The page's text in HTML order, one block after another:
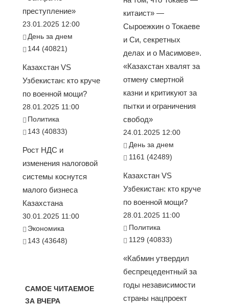
преступление»
23.01.2025 12:00
День за днем
144 (40821)
Казахстан VS
Узбекистан: кто круче
по военной мощи?
28.01.2025 11:00
Политика
143 (40833)
Рост НДС и
изменения налоговой
системы коснутся
малого бизнеса
Казахстана
30.01.2025 11:00
Экономика
143 (43648)
САМОЕ ЧИТАЕМОЕ
ЗА ВЧЕРА
китаист» —
Сыроежкин о Токаеве
и Си, секретных
делах и о Масимове».
«Казахстан хвалят за
отмену смертной
казни и критикуют за
пытки и ограничения
свобод»
24.01.2025 12:00
День за днем
1161 (42489)
Казахстан VS
Узбекистан: кто круче
по военной мощи?
28.01.2025 11:00
Политика
1129 (40833)
«Кабмин утвердил
беспрецедентный за
годы независимости
страны нацпроект